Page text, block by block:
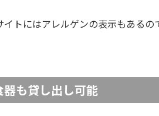
イトにはアレルゲンの表示もある
器も貸し出し可能